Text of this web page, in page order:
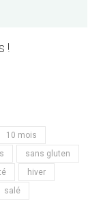
!
10 mois
sans gluten
hiver
salé